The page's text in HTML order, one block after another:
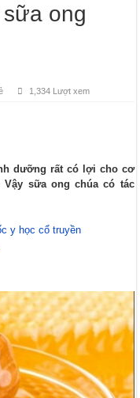
ong
1,334 Lượt xem
dưỡng rất có lợi cho cơ
sữa ong chúa có tác
y học cổ truyền